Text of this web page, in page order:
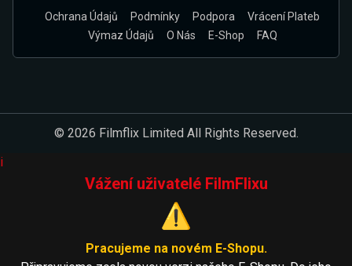
Ochrana Údajů Podmínky Podpora
Vrácení Plateb
Výmaz Údajů
O Nás E-Shop FAQ
© 2026 Filmflix Limited All Rights Reserved.
i
Vážení uživatelé FilmFlixu
⚠️
Pracujeme na novém E-Shopu.